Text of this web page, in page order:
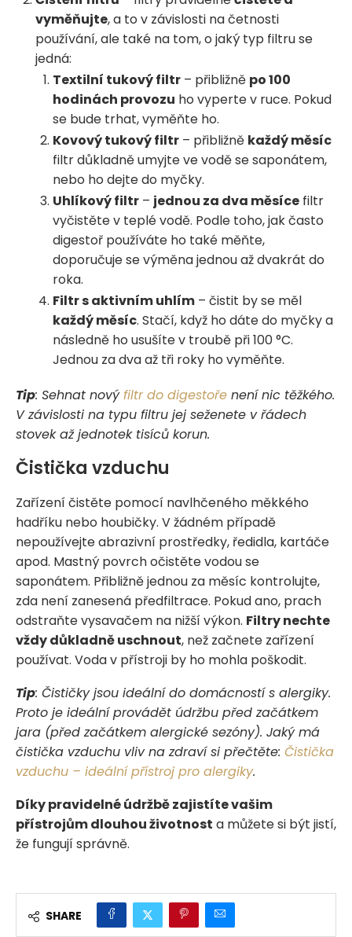
vyměňujte, a to v závislosti na četnosti
používání, ale také na tom, o jaký typ filtru se
jedná:
Textilní tukový filtr – přibližně po 100
hodinách provozu ho vyperte v ruce. Pokud
se bude trhat, vyměňte ho.
Kovový tukový filtr – přibližně každý měsíc
filtr důkladně umyjte ve vodě se saponátem,
nebo ho dejte do myčky.
Uhlíkový filtr – jednou za dva měsíce filtr
vyčistěte v teplé vodě. Podle toho, jak často
digestoř používáte ho také měňte,
doporučuje se výměna jednou až dvakrát do
roka.
Filtr s aktivním uhlím – čistit by se měl
každý měsíc. Stačí, když ho dáte do myčky a
následně ho usušíte v troubě při 100 °C.
Jednou za dva až tři roky ho vyměňte.
Tip: Sehnat novýfiltr do digestoře není nic těžkého.
V závislosti na typu filtru jej seženete v řádech
stovek až jednotek tisíců korun.
Čistička vzduchu
Zařízení čistěte pomocí navlhčeného měkkého
hadříku nebo houbičky. V žádném případě
nepoužívejte abrazivní prostředky, ředidla, kartáče
apod. Mastný povrch očistěte vodou se
saponátem. Přibližně jednou za měsíc kontrolujte,
zda není zanesená předfiltrace. Pokud ano, prach
odstraňte vysavačem na nižší výkon. Filtry nechte
vždy důkladně uschnout, než začnete zařízení
používat. Voda v přístroji by ho mohla poškodit.
Tip: Čističky jsou ideální do domácností s alergiky.
Proto je ideální provádět údržbu před začátkem
jara (před začátkem alergické sezóny). Jaký má
čistička vzduchu vliv na zdraví si přečtěte: Čistička
vzduchu – ideální přístroj pro alergiky.
Díky pravidelné údržbě zajistíte vašim
přístrojům dlouhou životnost a můžete si být jistí,
že fungují správně.
SHARE